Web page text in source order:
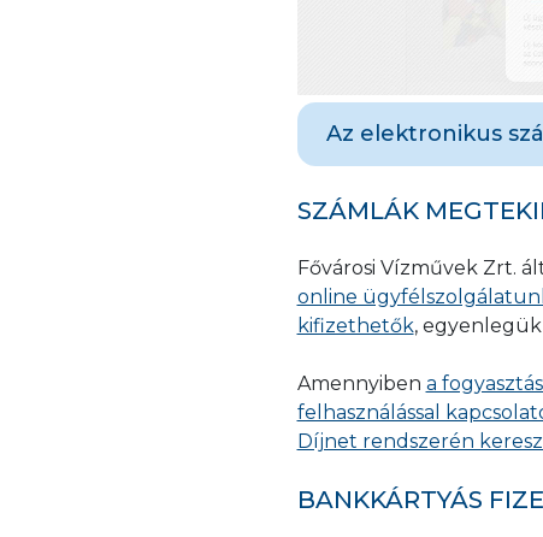
Az elektronikus
az elkészült
számlakészítés
számláit
biztonságos,
az érkező
helyet,
nyomon
védelméhez.
SZÁMLÁK
Fővárosi Vízművek Zrt.
online
kifizethetők,
Amennyiben a
felhasználással
Díjnet rendszerén
BANKKÁRTYÁS